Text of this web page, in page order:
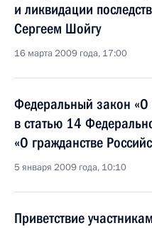
и ликвидации
Сергеем Шойгу
16 марта 2009 года, 17:00
Федеральный закон
в статью 14
«О гражданстве
5 января 2009 года, 10:10
Приветствие